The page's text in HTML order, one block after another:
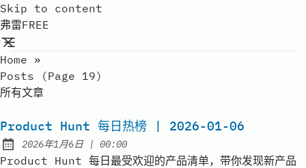
Skip to content
弗雷FREE
Home »
Posts (page 19)
所有文章
Product Hunt 每日热榜 | 2026-01-06
Published:
2026年1月6日| at
00:00
Product Hunt 每日最受欢迎的产品清单，带你发现新产品